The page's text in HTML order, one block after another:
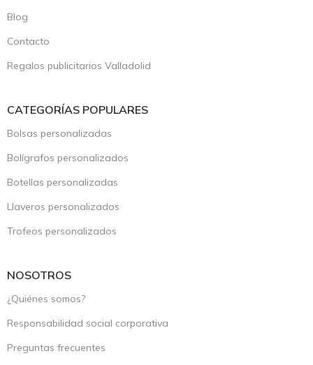
Blog
Contacto
Regalos publicitarios Valladolid
CATEGORÍAS POPULARES
Bolsas personalizadas
Bolígrafos personalizados
Botellas personalizadas
Llaveros personalizados
Trofeos personalizados
NOSOTROS
¿Quiénes somos?
Responsabilidad social corporativa
Preguntas frecuentes